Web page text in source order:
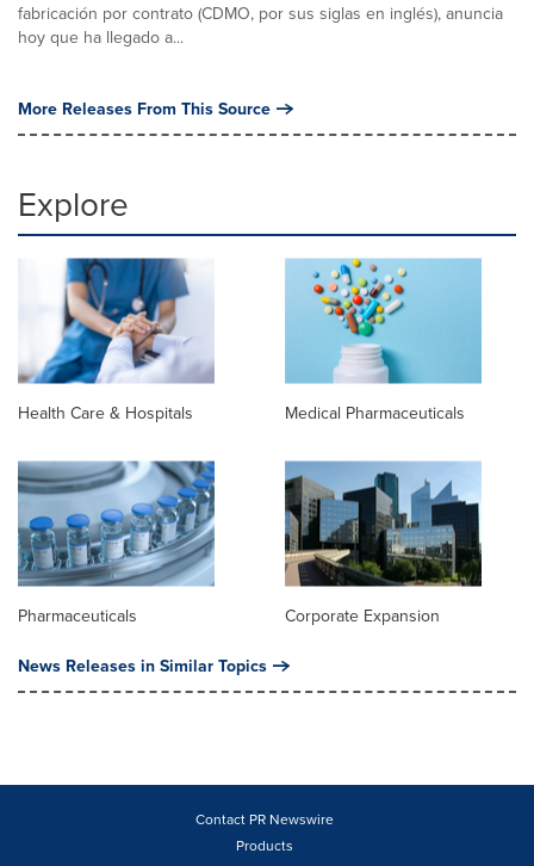
fabricación por contrato (CDMO, por sus siglas en inglés), anuncia
hoy que ha llegado a...
More Releases From This Source
Explore
Health Care & Hospitals Medical Pharmaceuticals
Pharmaceuticals Corporate Expansion
News Releases in Similar Topics
Contact PR Newswire
Products